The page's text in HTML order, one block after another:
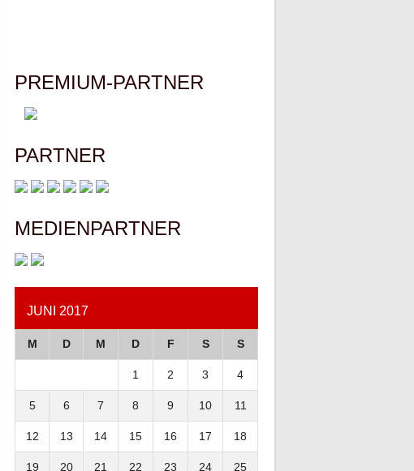
PREMIUM-PARTNER
PARTNER
MEDIENPARTNER
JUNI 2017
M D M D F S S
1 2 3 4
5 6 7 8 9 10 11
12 13 14 15 16 17 18
19 20 21 22 23 24 25